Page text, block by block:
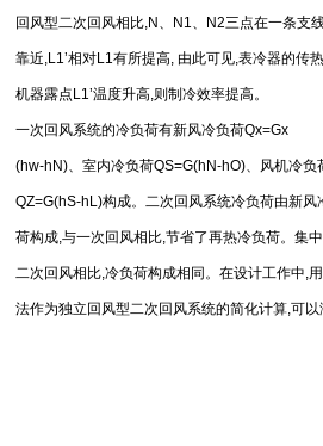
回风型二次回风相比,N、N1、N2三点在一条支
靠近,L1’相对L1有所提高, 由此可见,表冷器的传
机器露点L1’温度升高,则制冷效率提高。
一次回风系统的冷负荷有新风冷负荷Qx=Gx
(hw-hN)、室内冷负荷QS=G(hN-hO)、风机冷
QZ=G(hS-hL)构成。二次回风系统冷负荷由新
荷构成,与一次回风相比,节省了再热冷负荷。集
二次回风相比,冷负荷构成相同。在设计工作中,
法作为独立回风型二次回风系统的简化计算,可以